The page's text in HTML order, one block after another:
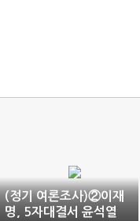
(정기 여론조사)②이재
명, 5자대결서 윤석열